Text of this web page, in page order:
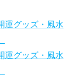
運グッズ・風水
運グッズ・風水